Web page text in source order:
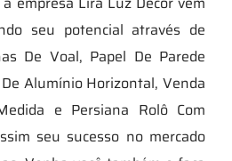
seu potencial através de
De Voal, Papel De Parede
Alumínio Horizontal, Venda
e Persiana Rolô Com
seu sucesso no mercado